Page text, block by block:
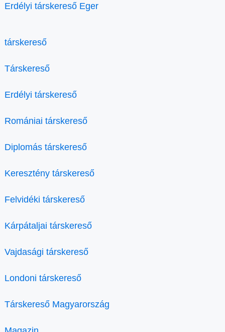
Erdélyi társkereső Eger
társkereső
Társkereső
Erdélyi társkereső
Romániai társkereső
Diplomás társkereső
Keresztény társkereső
Felvidéki társkereső
Kárpátaljai társkereső
Vajdasági társkereső
Londoni társkereső
Társkereső Magyarország